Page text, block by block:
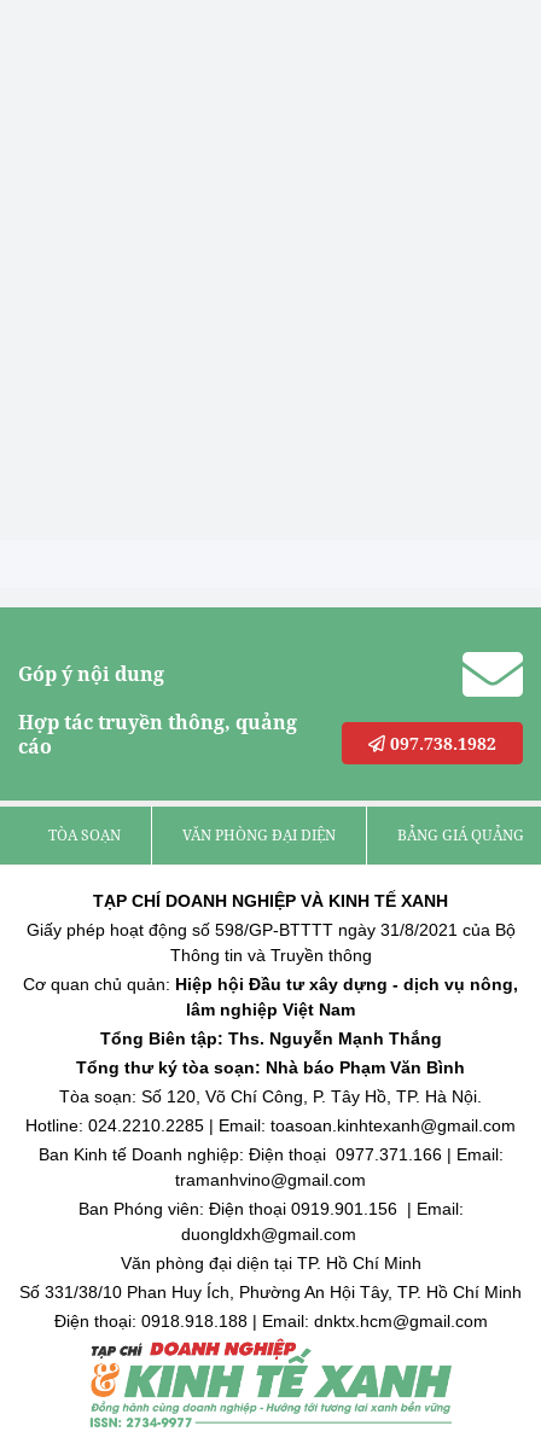
Góp ý nội dung
Hợp tác truyền thông, quảng
cáo
097.738.1982
TÒA SOẠN VĂN PHÒNG ĐẠI DIỆN BẢNG GIÁ QUẢNG
TẠP CHÍ DOANH NGHIỆP VÀ KINH TẾ XANH
Giấy phép hoạt động số 598/GP-BTTTT ngày 31/8/2021 của Bộ
Thông tin và Truyền thông
Cơ quan chủ quản: Hiệp hội Đầu tư xây dựng - dịch vụ nông,
lâm nghiệp Việt Nam
Tổng Biên tập: Ths. Nguyễn Mạnh Thắng
Tổng thư ký tòa soạn: Nhà báo Phạm Văn Bình
Tòa soạn: Số 120, Võ Chí Công, P. Tây Hồ, TP. Hà Nội.
Hotline: 024.2210.2285 | Email: toasoan.kinhtexanh@gmail.com
Ban Kinh tế Doanh nghiệp: Điện thoại 0977.371.166 | Email:
tramanhvino@gmail.com
Ban Phóng viên: Điện thoại 0919.901.156 | Email:
duongldxh@gmail.com
Văn phòng đại diện tại TP. Hồ Chí Minh
Số 331/38/10 Phan Huy Ích, Phường An Hội Tây, TP. Hồ Chí Minh
Điện thoại: 0918.918.188 | Email: dnktx.hcm@gmail.com